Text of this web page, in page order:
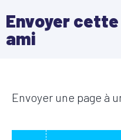
Envoyer cette
ami
Envoyer une page à